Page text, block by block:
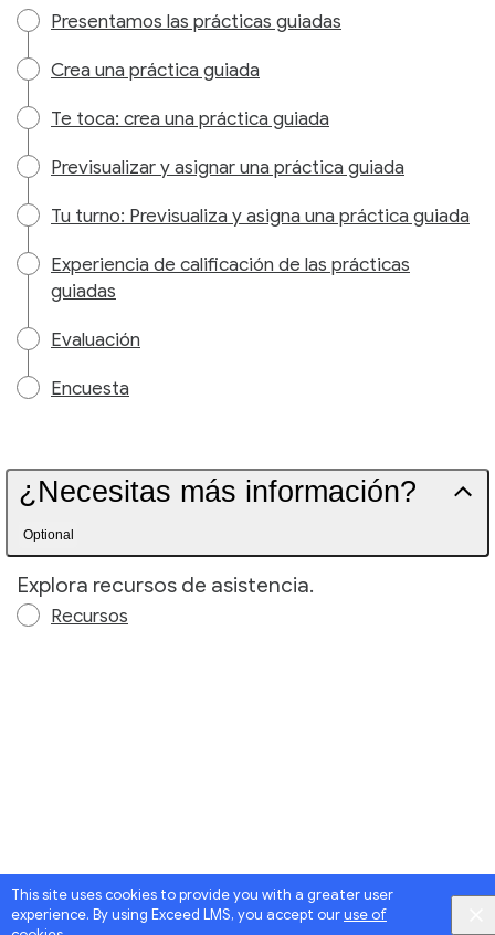
This site uses cookies to provide you with a greater user
experience. By using Exceed LMS, you accept ouruse of
Presentamos las prácticas guiadas
Crea una práctica guiada
Te toca: crea una práctica guiada
Previsualizar y asignar una práctica guiada
Tu turno: Previsualiza y asigna una práctica guiada
Experiencia de calificación de las prácticas
guiadas
Evaluación
Encuesta
¿Necesitas más información?
Optional
Explora recursos de asistencia.
Recursos
Google Privacy Terms , IntellumPrivacy & Terms